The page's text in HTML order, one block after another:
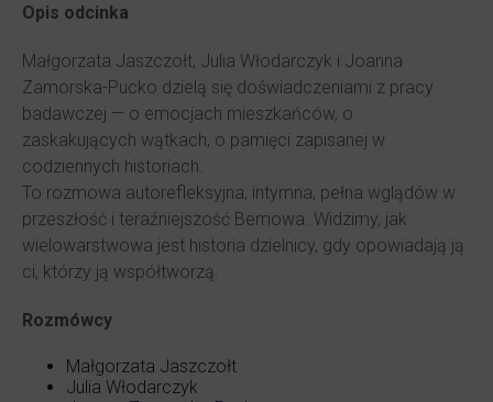
Opis odcinka
Małgorzata Jaszczołt, Julia Włodarczyk i Joanna
Zamorska-Pucko dzielą się doświadczeniami z pracy
badawczej — o emocjach mieszkańców, o
zaskakujących wątkach, o pamięci zapisanej w
codziennych historiach.
To rozmowa autorefleksyjna, intymna, pełna wglądów w
przeszłość i teraźniejszość Bemowa. Widzimy, jak
wielowarstwowa jest historia dzielnicy, gdy opowiadają ją
ci, którzy ją współtworzą.
Rozmówcy
Małgorzata Jaszczołt
Julia Włodarczyk